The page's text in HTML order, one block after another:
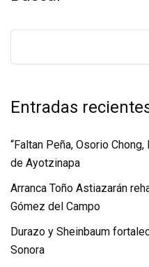
Entradas
“Faltan Peña, Osorio
de Ayotzinapa
Arranca Toño Astiazarán
Gómez del Campo
Durazo y Sheinbaum
Sonora